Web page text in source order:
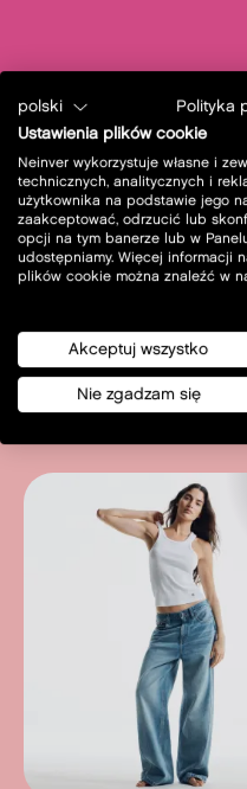
polski Polityka
Ustawienia plików cookie
Neinver wykorzystuje własne i
technicznych, analitycznych i
użytkownika na podstawie jego
zaakceptować, odrzucić lub
opcji na tym banerze lub w
udostępniamy. Więcej informacji
plików cookie można znaleźć w
Akceptuj wszystko
Nie zgadzam się